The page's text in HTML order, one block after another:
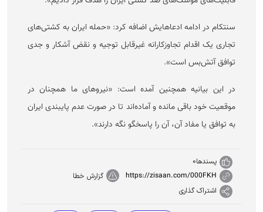
سنتکام در ادامه ادعاهایش اضافه کرد: «حمله ایران به کشتی‌های
تجاری یک اقدام تجاوزکارانه غیرقابل توجیه و نقض آشکار و جدی
توافق آتش‌بس است».
در این بیانیه همچنین آمده است: «نیرو‌های ما همچنان در
موقعیت خود باقی مانده و آماده‌اند تا در صورت عدم پایبندی ایران
به توافق یا مفاد آن، آن را پاسخگو نگه دارند».
https://zisaan.com/000FKH گزارش خطا
پسندها0
اشتراک گذاری